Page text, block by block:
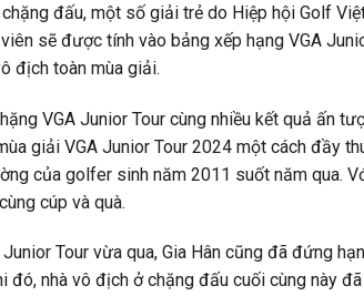
đấu, một số giải trẻ do Hiệp hội Golf
sẽ được tính vào bảng xếp hạng VGA
địch toàn mùa giải.
VGA Junior Tour cùng nhiều kết quả ấn
giải VGA Junior Tour 2024 một cách đầy
của golfer sinh năm 2011 suốt năm qua.
cúp và quà.
Tour vừa qua, Gia Hân cũng đã đứng
đó, nhà vô địch ở chặng đấu cuối cùng này